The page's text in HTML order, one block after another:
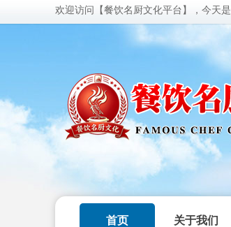
欢迎访问【餐饮名厨文化平台】，今天是
首页 关于我们